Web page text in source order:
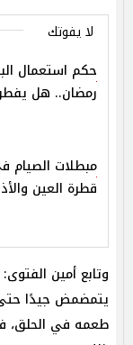
لا يفوتك
حكم استعمال
رمضان.. هل
مبطلات الصيام
قطرة العين
وتابع أمين
يتمضمض جيدًا
طعمه في الحلق،